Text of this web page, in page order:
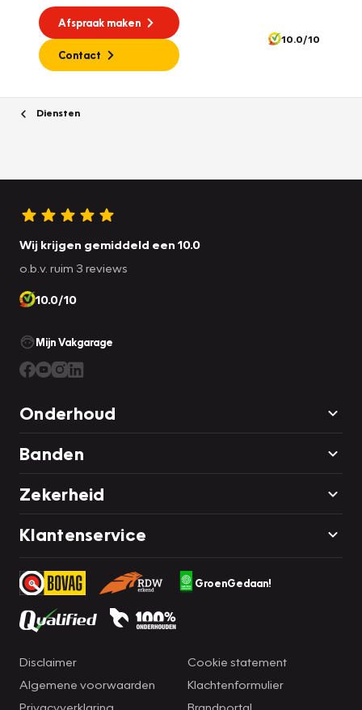
Afspraak maken
Contact
10.0/10
Diensten
Wij krijgen gemiddeld een 10.0
o.b.v. ruim 3 reviews
10.0/10
Mijn Vakgarage
Onderhoud
Banden
Zekerheid
Klantenservice
GroenGedaan!
Disclaimer
Algemene voorwaarden
Privacyverklaring
Cookie statement
Klachtenformulier
Brandportal